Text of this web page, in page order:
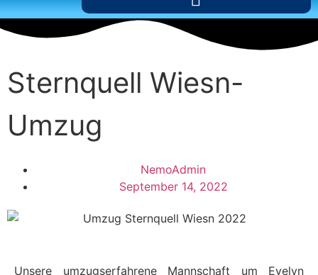
Sternquell Wiesn-
Umzug
NemoAdmin
September 14, 2022
Unsere umzugserfahrene Mannschaft um Evelyn